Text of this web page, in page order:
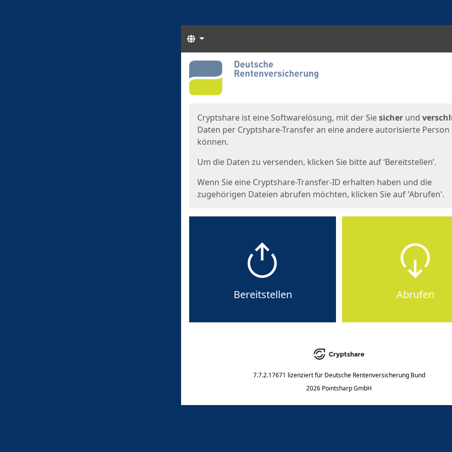
Sprachen
Start
Cryptshare ist eine Softwarelösung, mit der Siesicher und
Daten per Cryptshare-Transfer an eine andere autorisierte Person
können.
Um die Daten zu versenden, klicken Sie bitte auf ‘Bereitstellen’.
Wenn Sie eine Cryptshare-Transfer-ID erhalten haben und die
zugehörigen Dateien abrufen möchten, klicken Sie auf 'Abrufen'.
Bereitstellen Abrufen
7.7.2.17671 lizenziert für Deutsche Rentenversicherung Bund
2026 Pointsharp GmbH